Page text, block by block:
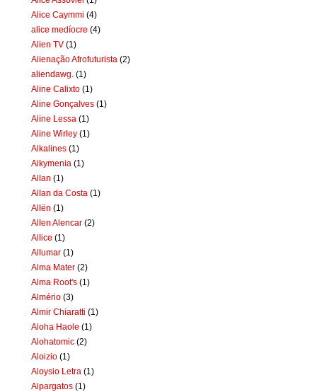
Alice Caymmi (4)
alice medíocre (4)
Alien TV (1)
Alienação Afrofuturista (2)
aliendawg. (1)
Aline Calixto (1)
Aline Gonçalves (1)
Aline Lessa (1)
Aline Wirley (1)
Alkalines (1)
Alkymenia (1)
Allan (1)
Allan da Costa (1)
Allën (1)
Allen Alencar (2)
Allice (1)
Allumar (1)
Alma Mater (2)
Alma Root's (1)
Almério (3)
Almir Chiaratti (1)
Aloha Haole (1)
Alohatomic (2)
Aloizio (1)
Aloysio Letra (1)
Alpargatos (1)